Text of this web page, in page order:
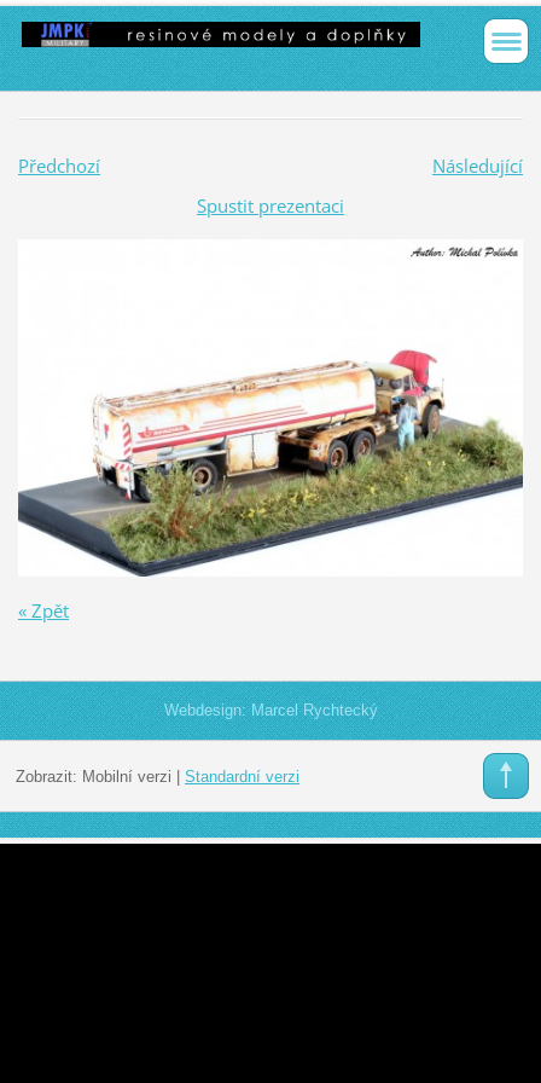
Předchozí
Následující
Spustit prezentaci
« Zpět
Webdesign: Marcel Rychtecký
Zobrazit: Mobilní verzi Standardní verzi